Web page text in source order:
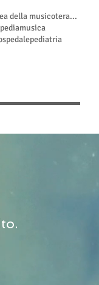
giornata europea della musicoterapia
musica
pediatria